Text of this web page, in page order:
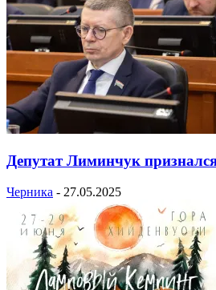
Депутат Лиминчук
Черника - 27.05.2025